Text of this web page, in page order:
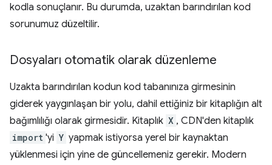
kodla sonuçlanır. Bu durumda, uzaktan barındırılan kod
sorunumuz düzeltilir.
Dosyaları otomatik olarak düzenleme
Uzakta barındırılan kodun kod tabanınıza girmesinin
giderek yaygınlaşan bir yolu, dahil ettiğiniz bir kitaplığın alt
bağımlılığı olarak girmesidir. Kitaplık X , CDN'den kitaplık
import 'yi Y yapmak istiyorsa yerel bir kaynaktan
yüklenmesi için yine de güncellemeniz gerekir. Modern